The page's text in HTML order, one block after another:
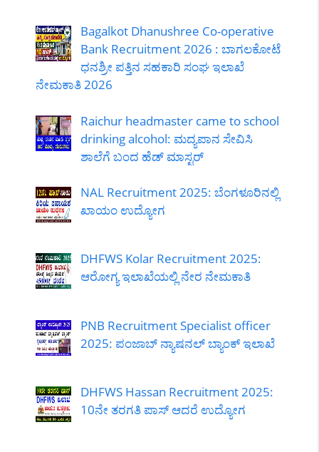
Bagalkot Dhanushree Co-operative
Bank Recruitment 2026 : ಬಾಗಲಕೋಟೆ
ಧನಶ್ರೀ ಪತ್ತಿನ ಸಹಕಾರಿ ಸಂಘ ಇಲಾಖೆ
ನೇಮಕಾತಿ 2026
Raichur headmaster came to school
drinking alcohol: ಮದ್ಯಪಾನ ಸೇವಿಸಿ
ಶಾಲೆಗೆ ಬಂದ ಹೆಡ್ ಮಾಸ್ಟರ್
NAL Recruitment 2025: ಬೆಂಗಳೂರಿನಲ್ಲಿ
ಖಾಯಂ ಉದ್ಯೋಗ
DHFWS Kolar Recruitment 2025:
ಆರೋಗ್ಯ ಇಲಾಖೆಯಲ್ಲಿ ನೇರ ನೇಮಕಾತಿ
PNB Recruitment Specialist officer
2025: ಪಂಜಾಬ್ ನ್ಯಾಷನಲ್ ಬ್ಯಾಂಕ್ ಇಲಾಖೆ
DHFWS Hassan Recruitment 2025:
10ನೇ ತರಗತಿ ಪಾಸ್ ಆದರೆ ಉದ್ಯೋಗ